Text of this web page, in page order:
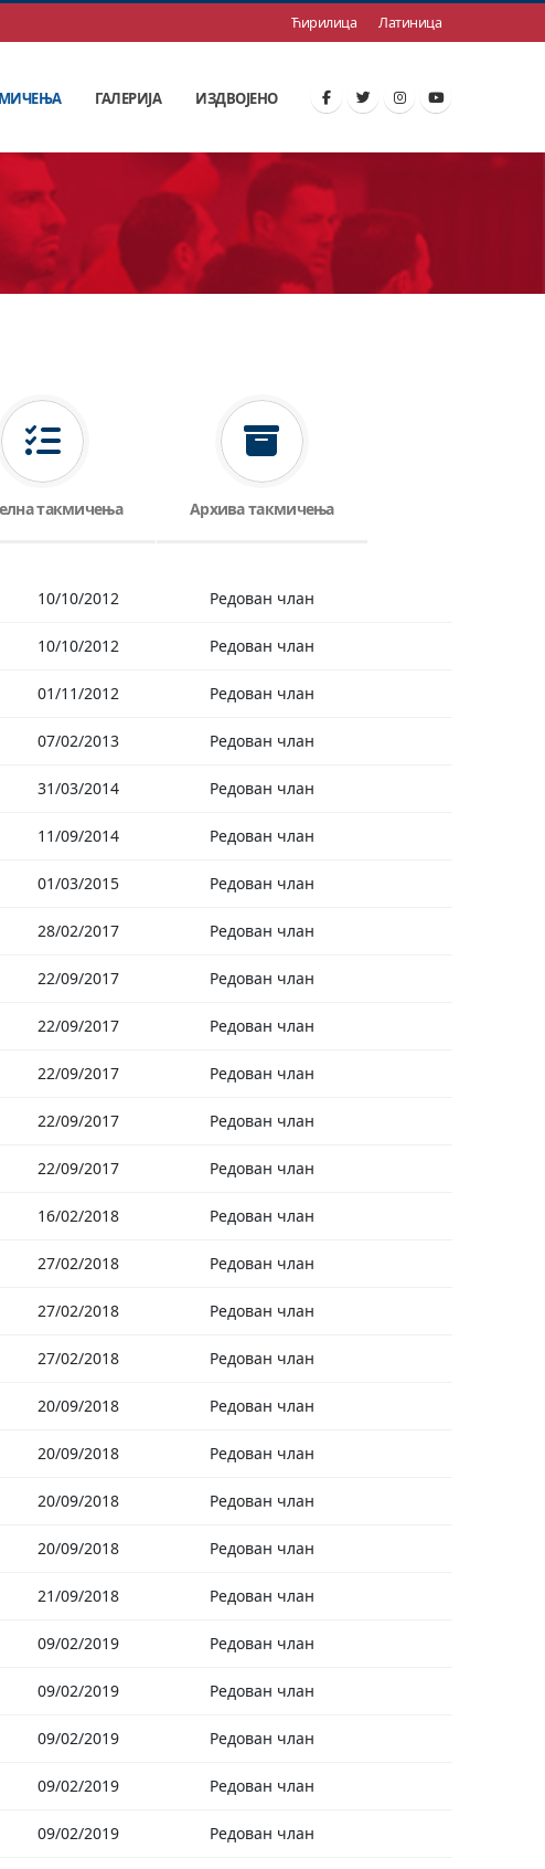
Ћирилица Латиница
ГАЛЕРИЈА ИЗДВОЈЕНО
такмичења Архива такмичења
10/10/2012 Редован члан
10/10/2012 Редован члан
01/11/2012 Редован члан
07/02/2013 Редован члан
31/03/2014 Редован члан
11/09/2014 Редован члан
01/03/2015 Редован члан
28/02/2017 Редован члан
22/09/2017 Редован члан
22/09/2017 Редован члан
22/09/2017 Редован члан
22/09/2017 Редован члан
22/09/2017 Редован члан
16/02/2018 Редован члан
27/02/2018 Редован члан
27/02/2018 Редован члан
27/02/2018 Редован члан
20/09/2018 Редован члан
20/09/2018 Редован члан
20/09/2018 Редован члан
20/09/2018 Редован члан
21/09/2018 Редован члан
09/02/2019 Редован члан
09/02/2019 Редован члан
09/02/2019 Редован члан
09/02/2019 Редован члан
09/02/2019 Редован члан